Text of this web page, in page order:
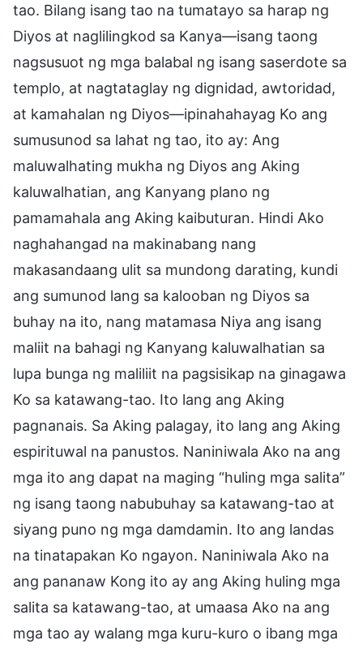
tao. Bilang isang tao na tumatayo sa harap ng
Diyos at naglilingkod sa Kanya—isang taong
nagsusuot ng mga balabal ng isang saserdote sa
templo, at nagtataglay ng dignidad, awtoridad,
at kamahalan ng Diyos—ipinahahayag Ko ang
sumusunod sa lahat ng tao, ito ay: Ang
maluwalhating mukha ng Diyos ang Aking
kaluwalhatian, ang Kanyang plano ng
pamamahala ang Aking kaibuturan. Hindi Ako
naghahangad na makinabang nang
makasandaang ulit sa mundong darating, kundi
ang sumunod lang sa kalooban ng Diyos sa
buhay na ito, nang matamasa Niya ang isang
maliit na bahagi ng Kanyang kaluwalhatian sa
lupa bunga ng maliliit na pagsisikap na ginagawa
Ko sa katawang-tao. Ito lang ang Aking
pagnanais. Sa Aking palagay, ito lang ang Aking
espirituwal na panustos. Naniniwala Ako na ang
mga ito ang dapat na maging “huling mga salita”
ng isang taong nabubuhay sa katawang-tao at
siyang puno ng mga damdamin. Ito ang landas
na tinatapakan Ko ngayon. Naniniwala Ako na
ang pananaw Kong ito ay ang Aking huling mga
salita sa katawang-tao, at umaasa Ako na ang
mga tao ay walang mga kuru-kuro o ibang mga